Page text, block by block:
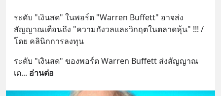
ระดับ "เงินสด" ในพอร์ต "Warren Buffett" อาจส่ง
สัญญาณเตือนถึง "ความกังวลและวิกฤตในตลาดหุ้น" !!! /
โดย คลินิกการลงทุน
ระดับ "เงินสด" ของพอร์ต Warren Buffett ส่งสัญญาณ
เต... อ่านต่อ